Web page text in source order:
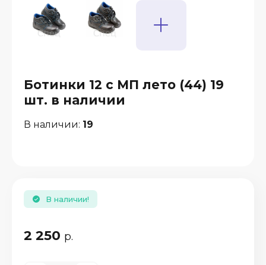
Ботинки 12 с МП лето (44) 19
шт. в наличии
В наличии: 19
В наличии!
2 250 р.